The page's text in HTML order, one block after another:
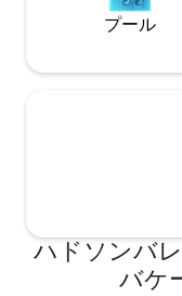
プール
ハドソンバ
バケ